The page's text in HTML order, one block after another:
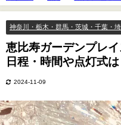
デンプレイスイルミネーション2024
神奈川・栃木・群馬・茨城・千葉・
恵比寿ガーデンプレ
日程・時間や点灯式
2024-11-09